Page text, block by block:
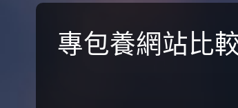
專包養網站比